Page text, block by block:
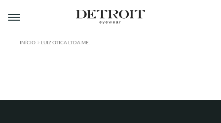
Pular
para
Pular
para
A MONTMARTRE
INÍCIO LUIZ OTICA LTDA ME.